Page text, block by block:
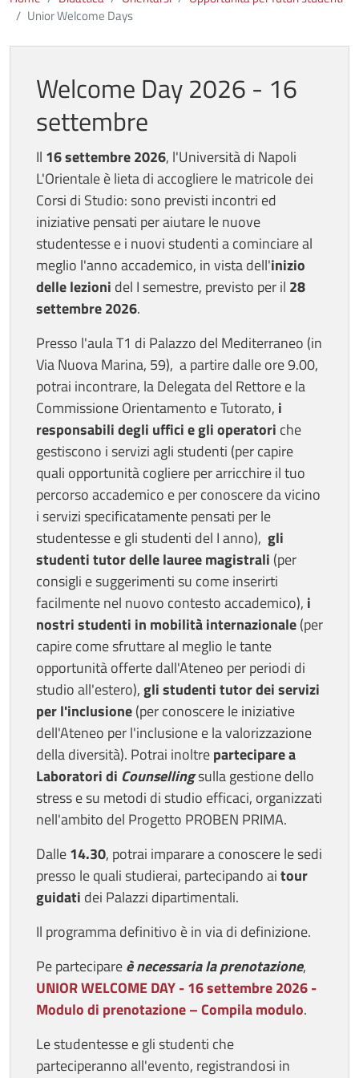
Unior Welcome Days
Welcome Day 2026 - 16
settembre
Il 16 settembre 2026, l'Università di Napoli
L'Orientale è lieta di accogliere le matricole dei
Corsi di Studio: sono previsti incontri ed
iniziative pensati per aiutare le nuove
studentesse e i nuovi studenti a cominciare al
meglio l'anno accademico, in vista dell'inizio
delle lezioni del I semestre, previsto per il 28
settembre 2026.
Presso l'aula T1 di Palazzo del Mediterraneo (in
Via Nuova Marina, 59), a partire dalle ore 9.00,
potrai incontrare, la Delegata del Rettore e la
Commissione Orientamento e Tutorato, i
responsabili degli uffici e gli operatori che
gestiscono i servizi agli studenti (per capire
quali opportunità cogliere per arricchire il tuo
percorso accademico e per conoscere da vicino
i servizi specificatamente pensati per le
studentesse e gli studenti del I anno), gli
studenti tutor delle lauree magistrali (per
consigli e suggerimenti su come inserirti
facilmente nel nuovo contesto accademico), i
nostri studenti in mobilità internazionale(per
capire come sfruttare al meglio le tante
opportunità offerte dall'Ateneo per periodi di
studio all'estero),gli studenti tutor dei servizi
per l'inclusione(per conoscere le iniziative
dell'Ateneo per l'inclusione e la valorizzazione
della diversità). Potrai inoltrepartecipare a
Laboratori di Counsellingsulla gestione dello
stress e su metodi di studio efficaci, organizzati
nell'ambito del Progetto PROBEN PRIMA.
Dalle14.30, potrai imparare a conoscere le sedi
presso le quali studierai, partecipando aitour
guidati dei Palazzi dipartimentali.
Il programma definitivo è in via di definizione.
Pe partecipareè necessaria la prenotazione,
UNIOR WELCOME DAY - 16 settembre 2026 -
Modulo di prenotazione – Compila modulo.
Le studentesse e gli studenti che
parteciperanno all'evento, registrandosi in